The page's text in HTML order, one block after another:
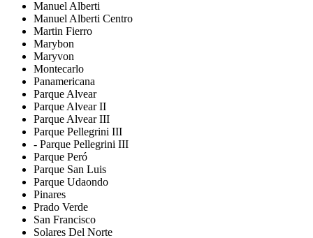
Manuel Alberti
Manuel Alberti Centro
Martin Fierro
Marybon
Maryvon
Montecarlo
Panamericana
Parque Alvear
Parque Alvear II
Parque Alvear III
Parque Pellegrini III
- Parque Pellegrini III
Parque Peró
Parque San Luis
Parque Udaondo
Pinares
Prado Verde
San Francisco
Solares Del Norte